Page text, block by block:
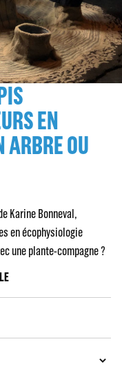
EN
ARBRE OU
Karine Bonneval,
en écophysiologie
une plante-compagne ?